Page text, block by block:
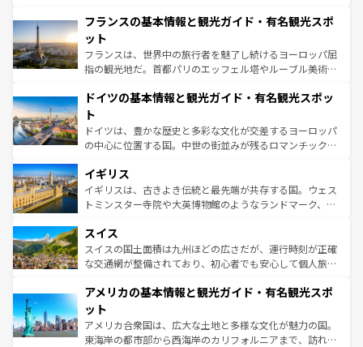
なお、新着のイタリア情報はコンテンツ一覧を参照してほ
しい。
文化が根付くこの国では、情熱的なフラメンコ、熱気あふ
れる闘牛、そして美味しいタパスが生活の一部となってい
る。首都マドリードの洗練された雰囲気や、バルセロナの
アートに溢れた街角から、地方では古代ローマ遺跡や中世
せる。地方によって風土や気候が異なるスペインはその個
ンテンツ一覧 を参照してほしい。
フランスの基本情報と観光ガイド・有名観光スポ
ット
フランスは、世界中の旅行者を魅了し続けるヨーロッパ屈
指の観光地だ。首都パリのエッフェル塔やルーブル美術館
で、幅広い魅力が詰まっている。華麗な宮殿、歴史的な大
聖堂、美しいビーチ、そして豊かな自然が、訪れる者を心
から魅了する。また、フランスは美食の国としても知ら
れ、フランス料理はユネスコ無形文化遺産にも登録されて
香り高いラベンダー畑など、多彩な楽しみ方が可能だ。さ
らに、パリ以外の地域にも魅力が溢れており、どの街角に
も豊かな歴史と文化が息づいている。パリ以外の個性あふ
を参照してほしい。
ドイツの基本情報と観光ガイド・有名観光スポッ
ト
ドイツは、豊かな歴史と多彩な文化が交差するヨーロッパ
の中心に位置する国。中世の街並みが残るロマンチック街
顔を持つこの国は、どこを歩いても飽きることがない。ベ
ルリンの文化的活気、バイエルン州のアルプスの絶景、そ
してライン川沿いのワイン畑といった風景は必見。ビール
は、お酒好きな人にはぜひ体験してほしい。 なお、新着の
ドイツ情報はコンテンツ一覧を参照してほしい。
イギリス
イギリスは、古きよき伝統と最先端が共存する国。ウェス
トミンスター寺院や大英博物館のようなランドマーク、歴
リアごとに異なる魅力がある。また、優雅なアフタヌーン
ティー、ビール好きにはたまらない英国パブ、サッカー観
戦など、本場だからこそできる体験も豊富。イギリスを旅
ンツ一覧を参照してほしい。
スイス
スイスの国土面積は九州ほどの広さだが、運行時刻が正確
な交通網が整備されており、初心者でも安心して個人旅行
の建物がそのまま残る町や、スイスならではのユニークな
博物館もあり、アルプス観光だけでなく町歩きも満喫する
ことができる。国民の所得が高いため物価も高いが、旅行
者向けの交通パス提供のサービスもあり、うまく活用すれ
アメリカの基本情報と観光ガイド・有名観光スポ
ット
アメリカ合衆国は、広大な土地と多様な文化が魅力の国。
東海岸の都市部から西海岸のカリフォルニアまで、訪れる